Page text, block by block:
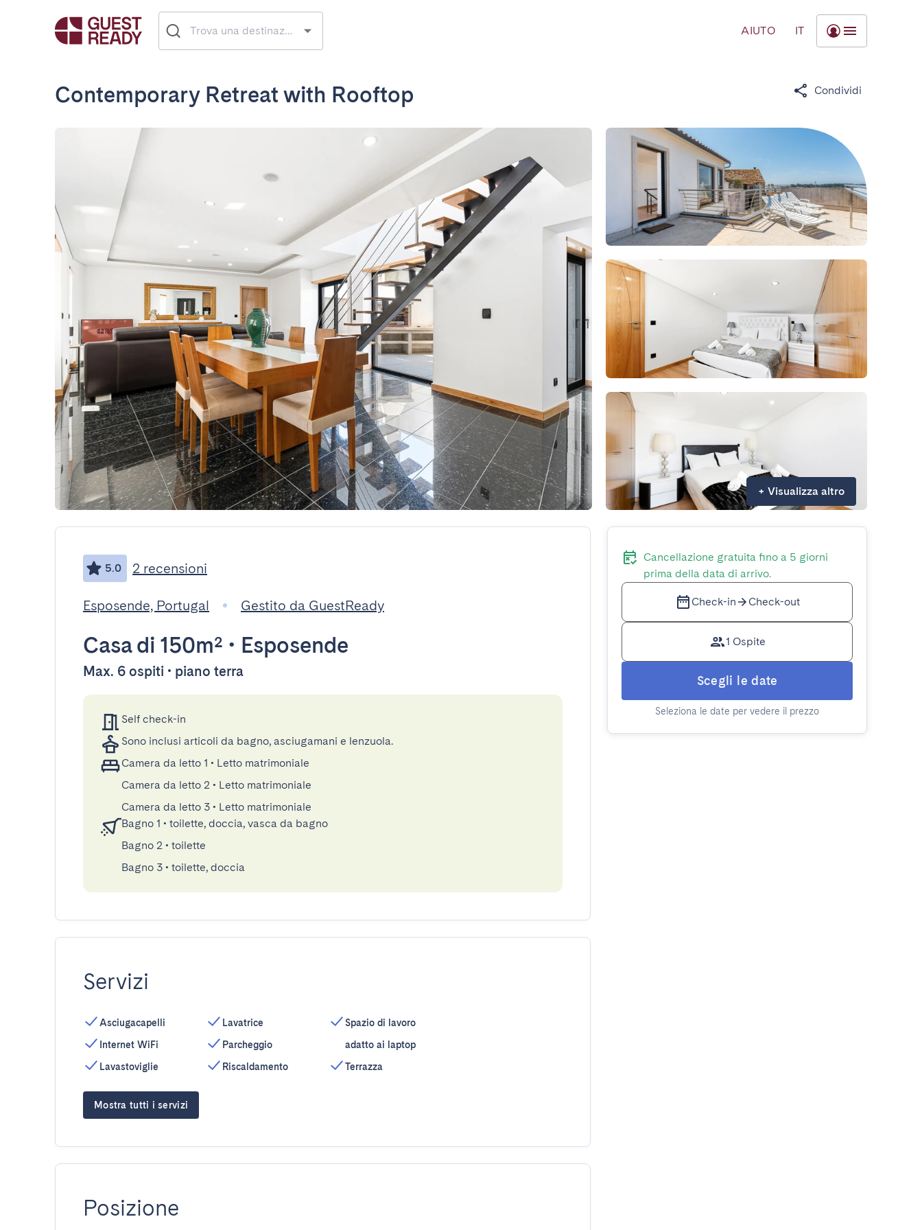
AIUTO IT
Contemporary Retreat with Rooftop Condividi
+ Visualizza altro
5.0 2 recensioni
Esposende, Portugal Gestito da GuestReady
Casadi 150m² • Esposende
Max. 6 ospiti • piano terra
Self check-in
Sono inclusi articoli da bagno, asciugamani e lenzuola.
Camera da letto 1 • Letto matrimoniale
Camera da letto 2 • Letto matrimoniale
Camera da letto 3 • Letto matrimoniale
Bagno 1 • toilette, doccia, vasca da bagno
Bagno 2 • toilette
Bagno 3 • toilette, doccia
Servizi
Asciugacapelli
Internet WiFi
Lavastoviglie
Lavatrice
Parcheggio
Riscaldamento
Spazio di lavoro
adatto ai laptop
Terrazza
Mostra tutti i servizi
Posizione
Cancellazione gratuita fino a 5 giorni
prima della data di arrivo.
Check-in Check-out
1 Ospite
Scegli le date
Seleziona le date per vedere il prezzo